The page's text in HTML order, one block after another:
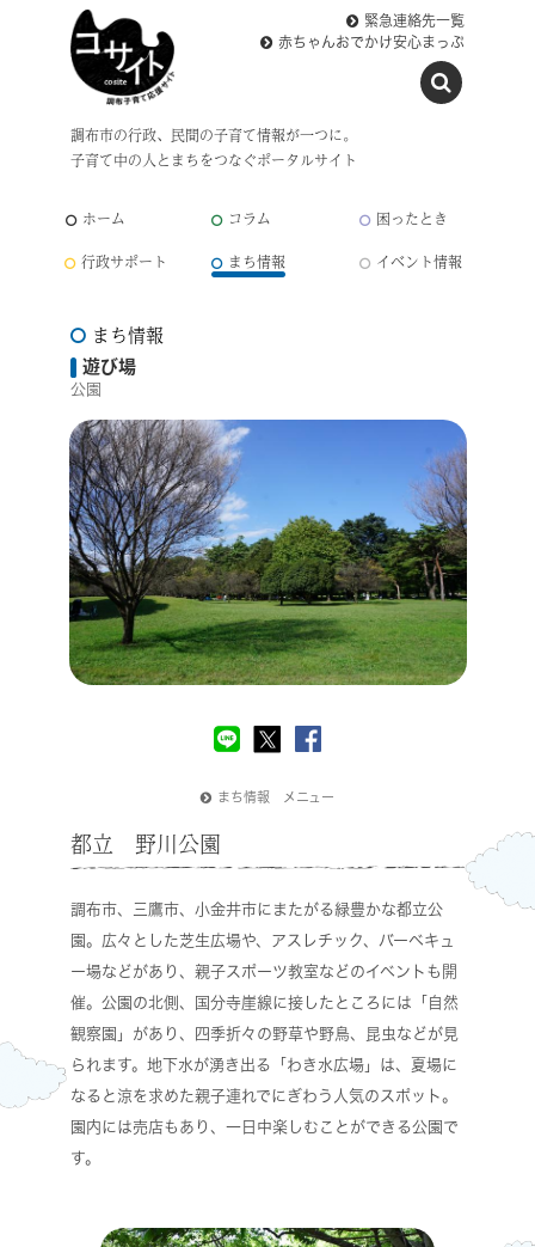
調布市の行政、民間の子育て情報が一つに。
子育て中の人とまちをつなぐポータルサイト
緊急連絡先一覧
赤ちゃんおでかけ安心まっぷ
ホーム コラム
困ったとき
行政サポート
まち情報 イベント情報
まち情報
遊び場
公園
まち情報 メニュー
都立 野川公園
調布市、三鷹市、小金井市にまたがる緑豊かな都立公
園。広々とした芝生広場や、アスレチック、バーベキュ
ー場などがあり、親子スポーツ教室などのイベントも開
催。公園の北側、国分寺崖線に接したところには「自然
観察園」があり、四季折々の野草や野鳥、昆虫などが見
られます。地下水が湧き出る「わき水広場」は、夏場に
なると涼を求めた親子連れでにぎわう人気のスポット。
園内には売店もあり、一日中楽しむことができる公園で
す。